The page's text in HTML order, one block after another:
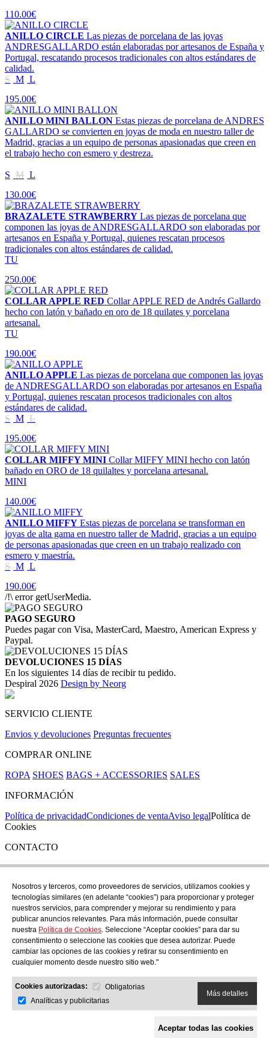
110.00€
ANILLO CIRCLE Las piezas de porcelana de las joyas
ANDRESGALLARDO están elaboradas por artesanos de España y
Portugal, rescatando procesos tradicionales con altos estándares de
calidad.
S M L
195.00€
ANILLO MINI BALLON Estas piezas de porcelana de ANDRES
GALLARDO se convierten en joyas de moda en nuestro taller de
Madrid, gracias a un equipo de personas apasionadas que creen en
el trabajo hecho con esmero y destreza.
S M L
130.00€
BRAZALETE STRAWBERRY Las piezas de porcelana que
componen las joyas de ANDRESGALLARDO son elaboradas por
artesanos en España y Portugal, quienes rescatan procesos
tradicionales con altos estándares de calidad.
TU
250.00€
COLLAR APPLE RED Collar APPLE RED de Andrés Gallardo
hecho con latón y bañado en oro de 18 quilates y porcelana
artesanal.
TU
190.00€
ANILLO APPLE Las piezas de porcelana que componen las joyas
de ANDRESGALLARDO son elaboradas por artesanos en España
y Portugal, quienes rescatan procesos tradicionales con altos
estándares de calidad.
S M L
195.00€
COLLAR MIFFY MINI Collar MIFFY MINI hecho con latón
bañado en ORO de 18 quilaltes y porcelana artesanal.
MINI
140.00€
ANILLO MIFFY Estas piezas de porcelana se transforman en
joyas de alta gama en nuestro taller de Madrid, gracias a un equipo
de personas apasionadas que creen en un trabajo realizado con
esmero y maestría.
S M L
190.00€
/!\ error getUserMedia.
PAGO SEGURO
Puedes pagar con Visa, MasterCard, Maestro, American Express y
Paypal.
DEVOLUCIONES 15 DÍAS
En los siguientes 14 días de recibir tu pedido.
Despiral 2026 Design by Neorg
SERVICIO CLIENTE
Envios y devoluciones Preguntas frecuentes
COMPRAR ONLINE
ROPA SHOES BAGS + ACCESSORIES SALES
INFORMACIÓN
Política de privacidadCondiciones de ventaAviso legalPolítica de
Cookies
CONTACTO
Si tienes cualquier duda puedes contactar con nosotros en nuestra
TEL: +34 972 21 30 04
EMAIL: despiral@despiral.com
SÍGUENOS EN
Instagram
Financiado por la Unión Europea -
NextGeneration EU
Nosotros y terceros, como proveedores de servicios, utilizamos cookies y
tecnologías similares (en adelante “cookies”) para proporcionar y proteger
nuestros servicios, para comprender y mejorar su rendimiento y para
publicar anuncios relevantes. Para más información, puede consultar
nuestra Política de Cookies. Seleccione “Aceptar cookies” para dar su
consentimiento o seleccione las cookies que desea autorizar. Puede
cambiar las opciones de las cookies y retirar su consentimiento en
cualquier momento desde nuestro sitio web."
Cookies autorizadas:
Obligatorias
Analíticas y publicitarias
Más detalles
Aceptar todas las cookies